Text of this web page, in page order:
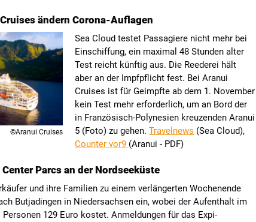
ändern Corona-Auflagen
©Aranui Cruises
Sea Cloud testet Passagiere nicht mehr bei
Einschiffung, ein maximal 48 Stunden alter
Test reicht künftig aus. Die Reederei hält
aber an der Impfpflicht fest. Bei Aranui
Cruises ist für Geimpfte ab dem 1. November
kein Test mehr erforderlich, um an Bord der
in Französisch-Polynesien kreuzenden Aranui
5 (Foto) zu gehen. Travelnews (Sea Cloud),
Counter vor9 (Aranui - PDF)
Parcs an der Nordseeküste
und ihre Familien zu einem verlängerten Wochenende
Butjadingen in Niedersachsen ein, wobei der Aufenthalt im
129 Euro kostet. Anmeldungen für das Expi-